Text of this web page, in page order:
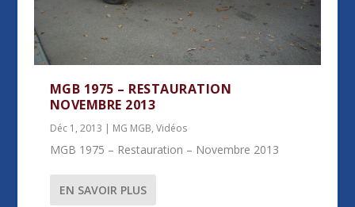
MGB 1975 – RESTAURATION
NOVEMBRE 2013
Déc 1, 2013 | MG MGB, Vidéos
MGB 1975 – Restauration – Novembre 2013
EN SAVOIR PLUS